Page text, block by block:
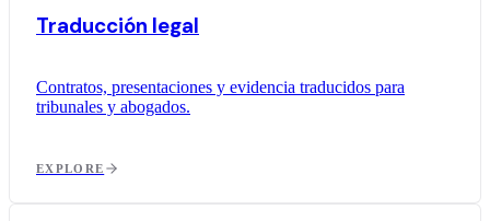
Traducción legal
Contratos, presentaciones y evidencia traducidos para
tribunales y abogados.
EXPLORE